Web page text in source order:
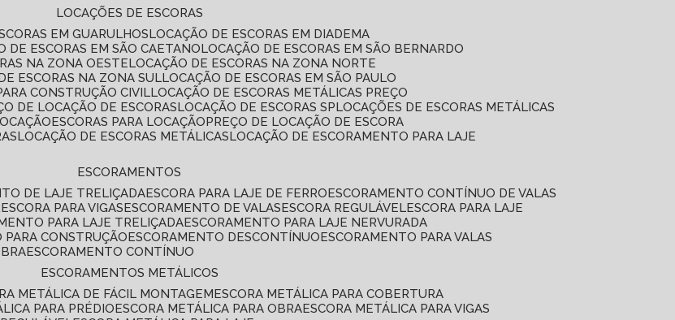
LOCAÇÕES DE ESCORAS
EM GUARULHOS LOCAÇÃO DE ESCORAS EM DIADEMA
DE ESCORAS EM SÃO CAETANO LOCAÇÃO DE ESCORAS EM SÃO BERNARDO
NA ZONA OESTE LOCAÇÃO DE ESCORAS NA ZONA NORTE
ESCORAS NA ZONA SUL LOCAÇÃO DE ESCORAS EM SÃO PAULO
CONSTRUÇÃO CIVIL LOCAÇÃO DE ESCORAS METÁLICAS PREÇO
DE LOCAÇÃO DE ESCORAS LOCAÇÃO DE ESCORAS SP LOCAÇÕES DE ESCORAS METÁLICAS
ESCORAS PARA LOCAÇÃO
PREÇO DE LOCAÇÃO DE ESCORA
LOCAÇÃO DE ESCORAS METÁLICAS LOCAÇÃO DE ESCORAMENTO PARA LAJE
ESCORAMENTOS
DE LAJE TRELIÇADA ESCORA PARA LAJE DE FERRO
ESCORAMENTO CONTÍNUO DE VALAS
ESCORA PARA VIGAS ESCORAMENTO DE VALAS ESCORA REGULÁVEL ESCORA PARA LAJE
PARA LAJE TRELIÇADA ESCORAMENTO PARA LAJE NERVURADA
PARA CONSTRUÇÃO ESCORAMENTO DESCONTÍNUO
ESCORAMENTO PARA VALAS
ESCORAMENTO CONTÍNUO
ESCORAMENTOS METÁLICOS
METÁLICA DE FÁCIL MONTAGEM
ESCORA METÁLICA PARA COBERTURA
PARA PRÉDIO ESCORA METÁLICA PARA OBRA ESCORA METÁLICA PARA VIGAS